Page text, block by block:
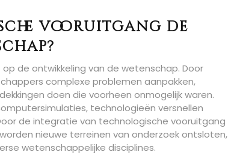
vooruitgang de
de ontwikkeling van de wetenschap. Door
complexe problemen aanpakken,
doen die voorheen onmogelijk waren.
technologieën versnellen
de integratie van technologische vooruitgang
nieuwe terreinen van onderzoek ontsloten,
wetenschappelijke disciplines.